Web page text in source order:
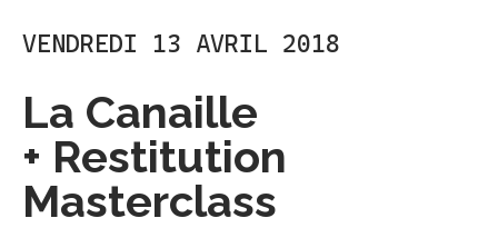
VENDREDI 13 AVRIL 2018
La Canaille
+ Restitution
Masterclass